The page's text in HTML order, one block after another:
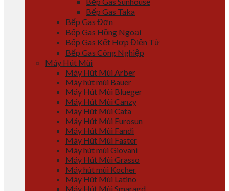
Bếp Gas Taka
Bếp Gas Đơn
Bếp Gas Hồng Ngoại
Bếp Gas Kết Hợp Điện Từ
Bếp Gas Công Nghiệp
Máy Hút Mùi
Máy Hút Mùi Arber
Máy hút mùi Bauer
Máy Hút Mùi Blueger
Máy Hút Mùi Canzy
Máy Hút Mùi Cata
Máy Hút Mùi Eurosun
Máy Hút Mùi Fandi
Máy Hút Mùi Faster
Máy hút mùi Giovani
Máy Hút Mùi Grasso
Máy hút mùi Kocher
Máy Hút Mùi Latino
Máy Hút Mùi Smaragd